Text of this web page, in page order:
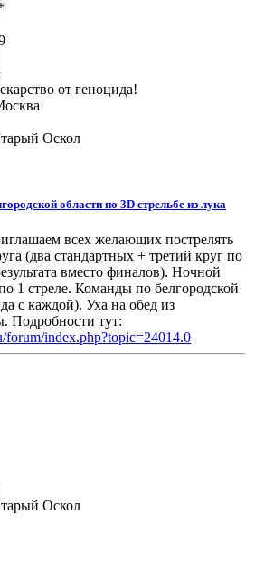
от геноцида!
Оскол
области по 3D стрельбе из лука
всех желающих пострелять
(два стандартных + третий круг по
вместо финалов). Ночной
1 стреле. Команды по белгородской
с каждой). Уха на обед из
Подробности тут:
index.php?topic=24014.0
Оскол